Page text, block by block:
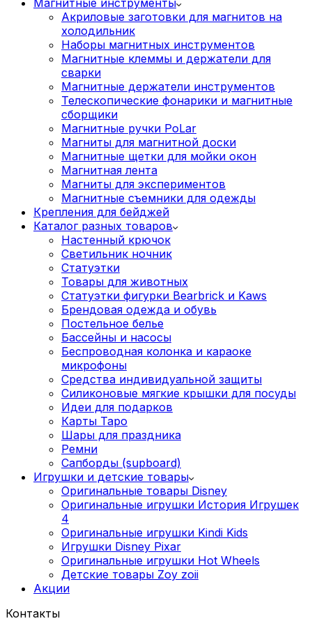
Акриловые заготовки для магнитов на
холодильник
Наборы магнитных инструментов
Магнитные клеммы и держатели для
сварки
Магнитные держатели инструментов
Телескопические фонарики и магнитные
сборщики
Магнитные ручки PoLar
Магниты для магнитной доски
Магнитные щетки для мойки окон
Магнитная лента
Магниты для экспериментов
Магнитные съемники для одежды
Крепления для бейджей
Каталог разных товаров
Настенный крючок
Светильник ночник
Статуэтки
Товары для животных
Статуэтки фигурки Bearbrick и Kaws
Брендовая одежда и обувь
Постельное белье
Бассейны и насосы
Беспроводная колонка и караоке
микрофоны
Средства индивидуальной защиты
Силиконовые мягкие крышки для посуды
Идеи для подарков
Карты Таро
Шары для праздника
Ремни
Сапборды (supboard)
Игрушки и детские товары
Оригинальные товары Disney
Оригинальные игрушки История Игрушек
4
Оригинальные игрушки Kindi Kids
Игрушки Disney Pixar
Оригинальные игрушки Hot Wheels
Детские товары Zoy zoii
Акции
Контакты